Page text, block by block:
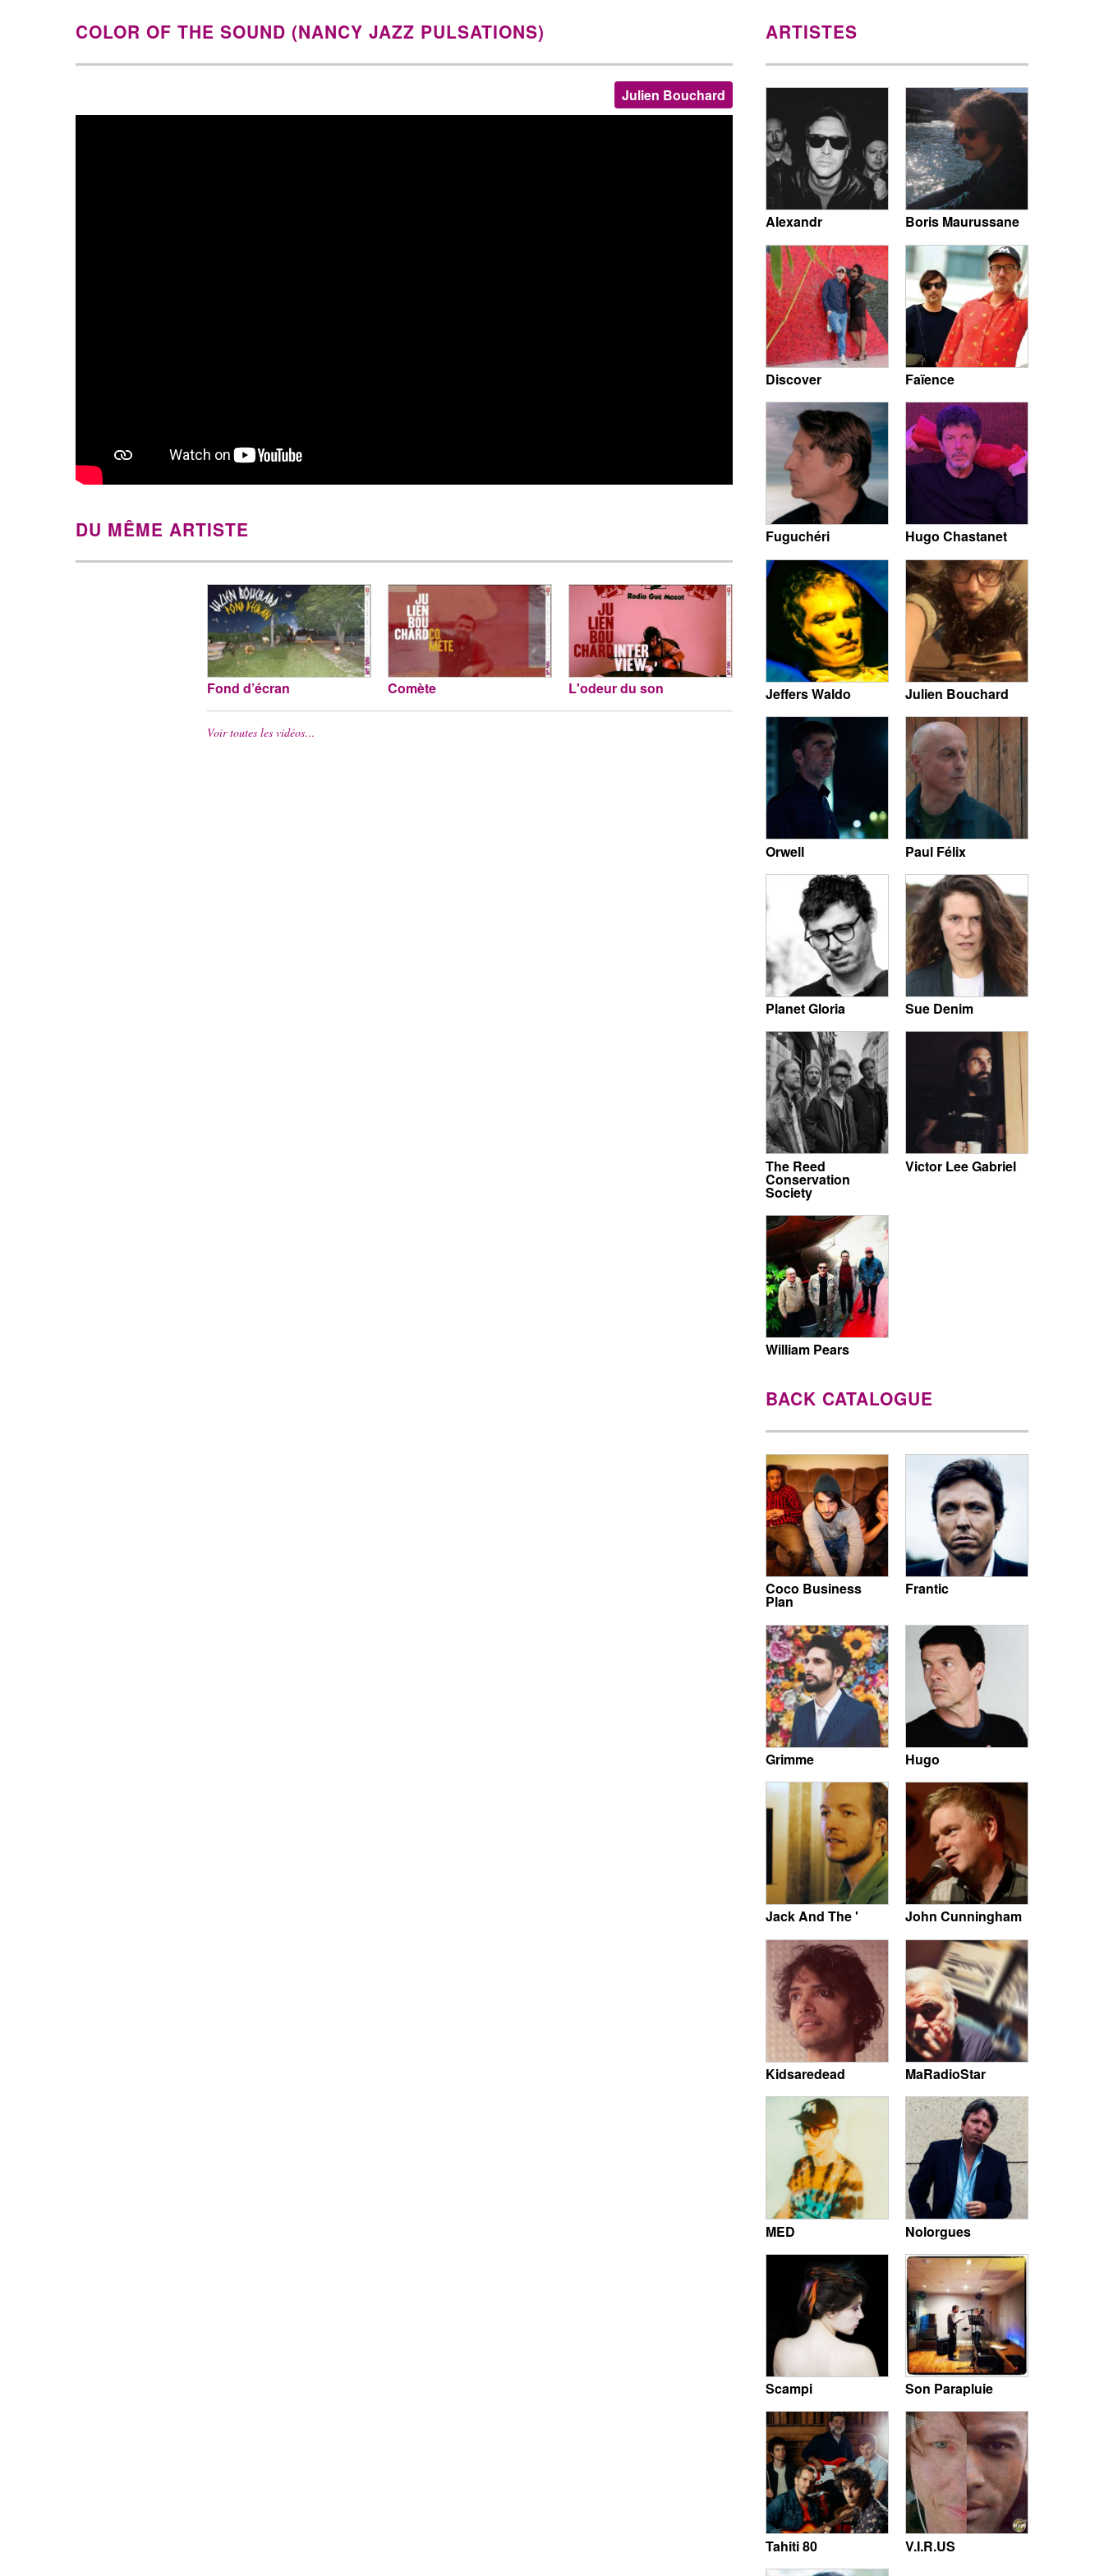
COLOR OF THE SOUND (NANCY JAZZ PULSATIONS)
Julien Bouchard
DU MÊME ARTISTE
Fond d’écran Comète L'odeur du son
Voir toutes les vidéos…
ARTISTES
Alexandr Boris Maurussane
Discover Faïence
Fuguchéri Hugo Chastanet
Jeffers Waldo Julien Bouchard
Orwell Paul Félix
Planet Gloria Sue Denim
The Reed
Conservation
Society
Victor Lee Gabriel
William Pears
BACK CATALOGUE
Coco Business
Plan
Frantic
Grimme Hugo
Jack And The ' John Cunningham
Kidsaredead MaRadioStar
MED Nolorgues
Scampi Son Parapluie
Tahiti 80 V.I.R.US